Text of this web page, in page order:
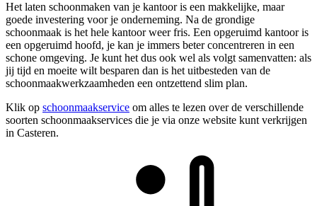
Het laten schoonmaken van je kantoor is een makkelijke, maar
goede investering voor je onderneming. Na de grondige
schoonmaak is het hele kantoor weer fris. Een opgeruimd kantoor is
een opgeruimd hoofd, je kan je immers beter concentreren in een
schone omgeving. Je kunt het dus ook wel als volgt samenvatten: als
jij tijd en moeite wilt besparen dan is het uitbesteden van de
schoonmaakwerkzaamheden een ontzettend slim plan.
Klik op schoonmaakservice om alles te lezen over de verschillende
soorten schoonmaakservices die je via onze website kunt verkrijgen
in Casteren.